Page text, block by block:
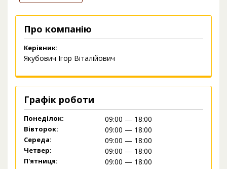
Про компанію
Керівник:
Якубович Ігор Віталійович
Графік роботи
Понеділок: 09:00 — 18:00
Вівторок: 09:00 — 18:00
Середа: 09:00 — 18:00
Четвер: 09:00 — 18:00
П'ятниця: 09:00 — 18:00